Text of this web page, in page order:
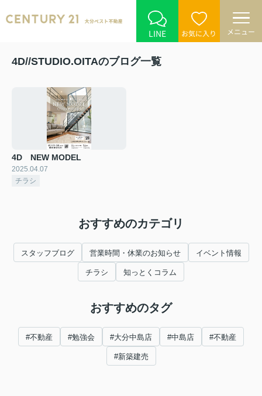
LINE お気に入り メニュー
4D//STUDIO.OITAのブログ一覧
4D NEW MODEL
2025.04.07
チラシ
おすすめのカテゴリ
スタッフブログ 営業時間・休業のお知らせ イベント情報
チラシ 知っとくコラム
おすすめのタグ
#不動産 #勉強会 #大分中島店 #中島店 #不動産
#新築建売